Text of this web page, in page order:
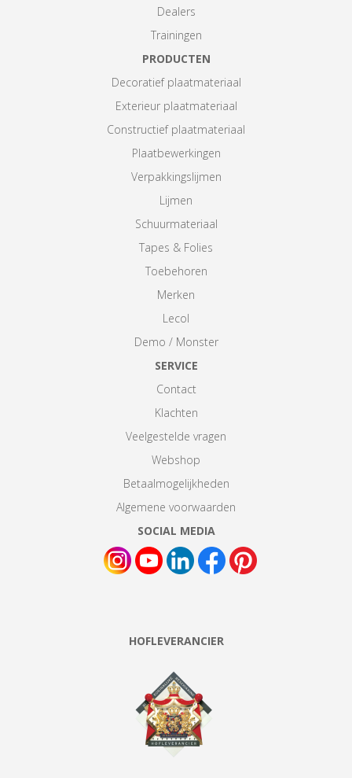
Dealers
Trainingen
PRODUCTEN
Decoratief plaatmateriaal
Exterieur plaatmateriaal
Constructief plaatmateriaal
Plaatbewerkingen
Verpakkingslijmen
Lijmen
Schuurmateriaal
Tapes & Folies
Toebehoren
Merken
Lecol
Demo / Monster
SERVICE
Contact
Klachten
Veelgestelde vragen
Webshop
Betaalmogelijkheden
Algemene voorwaarden
SOCIAL MEDIA
HOFLEVERANCIER